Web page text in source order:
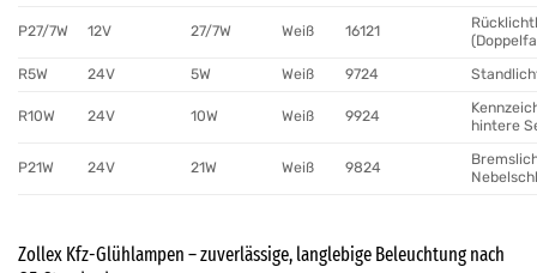
P27/7W 12V 27/7W Weiß 16121
R5W
24V 5W Weiß 9724
R10W 24V 10W Weiß 9924
hintere
P21W 24V 21W Weiß 9824
Zollex Kfz-Glühlampen – zuverlässige, langlebige Beleuchtung nach